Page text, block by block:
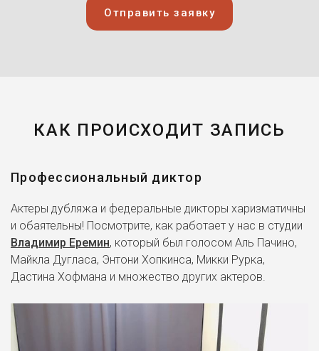
Отправить заявку
КАК ПРОИСХОДИТ ЗАПИСЬ
Профессиональный диктор
Актеры дубляжа и федеральные дикторы харизматичны
и обаятельны! Посмотрите, как работает у нас в студии
Владимир Еремин, который был голосом Аль Пачино,
Майкла Дугласа, Энтони Хопкинса, Микки Рурка,
Дастина Хофмана и множество других актеров.